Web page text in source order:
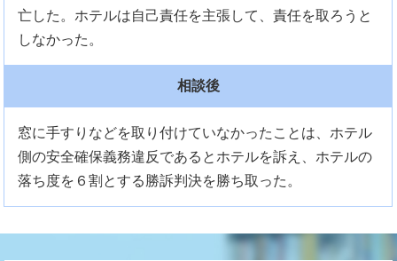
亡した。ホテルは自己責任を主張して、責任を取ろうと
しなかった。
相談後
窓に手すりなどを取り付けていなかったことは、ホテル
側の安全確保義務違反であるとホテルを訴え、ホテルの
落ち度を６割とする勝訴判決を勝ち取った。